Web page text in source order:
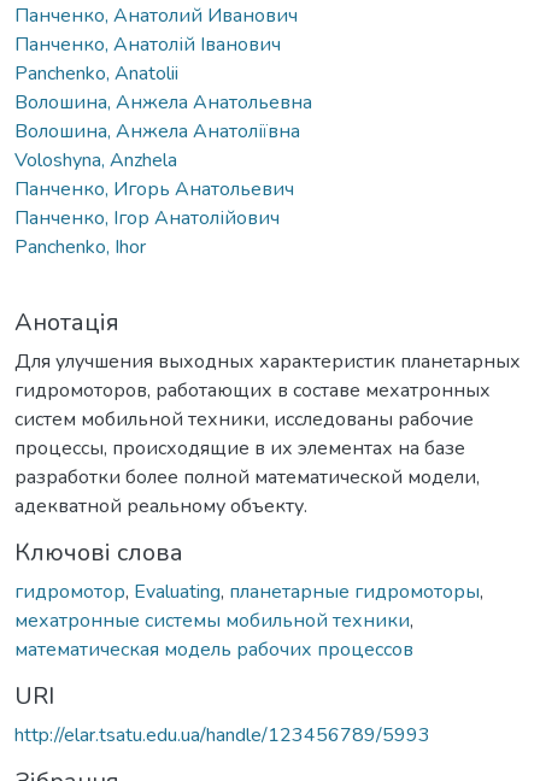
Панченко, Анатолий Иванович
Панченко, Анатолій Іванович
Panchenko, Anatolii
Волошина, Анжела Анатольевна
Волошина, Анжела Анатоліївна
Voloshyna, Anzhela
Панченко, Игорь Анатольевич
Панченко, Ігор Анатолійович
Panchenko, Ihor
Анотація
Для улучшения выходных характеристик планетарных
гидромоторов, работающих в составе мехатронных
систем мобильной техники, исследованы рабочие
процессы, происходящие в их элементах на базе
разработки более полной математической модели,
адекватной реальному объекту.
Ключові слова
гидромотор, Evaluating, планетарные гидромоторы,
мехатронные системы мобильной техники,
математическая модель рабочих процессов
URI
http://elar.tsatu.edu.ua/handle/123456789/5993